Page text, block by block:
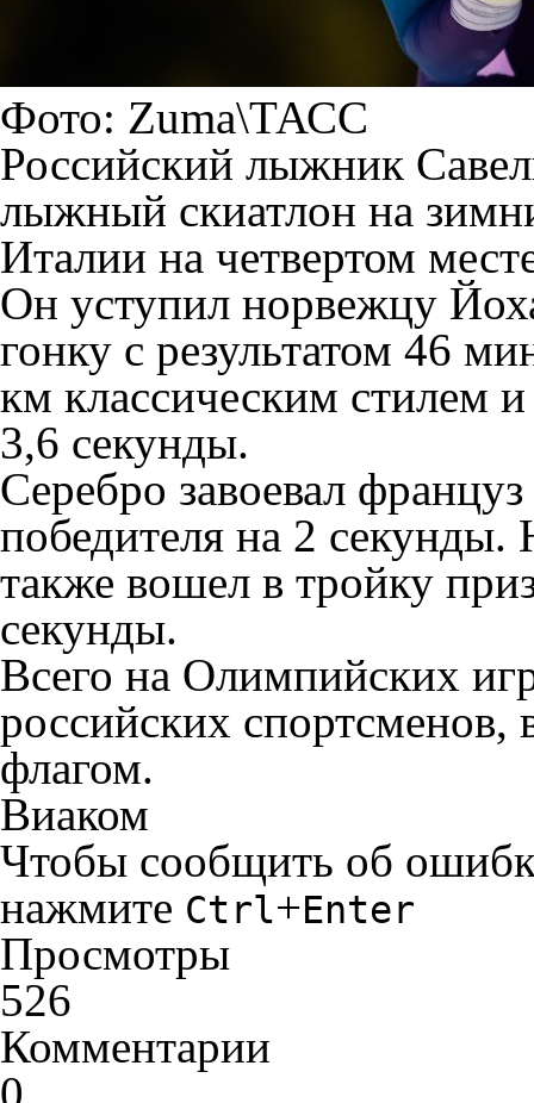
Фото: Zuma\ТАСС
Российский лыжник
лыжный скиатлон на
Италии на четвертом
Он уступил норвежцу
гонку с результатом 46
км классическим стилем
3,6 секунды.
Серебро завоевал
победителя на 2
также вошел в тройку
секунды.
Всего на Олимпийских
российских
флагом.
Виаком
Чтобы сообщить об
нажмите Ctrl+Enter
Просмотры
526
Комментарии